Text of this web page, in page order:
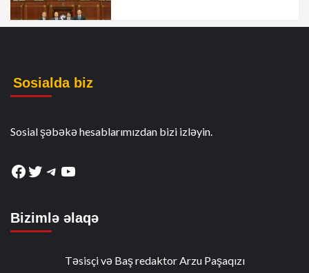
Sosialda biz
Sosial şəbəkə hesablarımızdan bizi izləyin.
Facebook
Twitter
Telegram
YouTube
Bizimlə əlaqə
Təsisçi və Baş redaktor Arzu Paşaqızı